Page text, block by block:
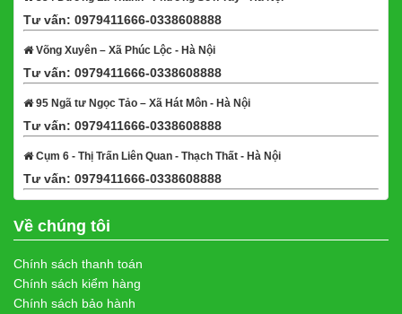
Tư vấn: 0979411666-0338608888
Võng Xuyên – Xã Phúc Lộc - Hà Nội
Tư vấn: 0979411666-0338608888
95 Ngã tư Ngọc Tảo – Xã Hát Môn - Hà Nội
Tư vấn: 0979411666-0338608888
Cụm 6 - Thị Trấn Liên Quan - Thạch Thất - Hà Nội
Tư vấn: 0979411666-0338608888
Về chúng tôi
Chính sách thanh toán
Chính sách kiểm hàng
Chính sách bảo hành